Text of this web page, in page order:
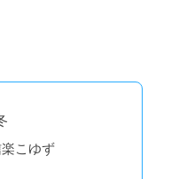
楽こゆず